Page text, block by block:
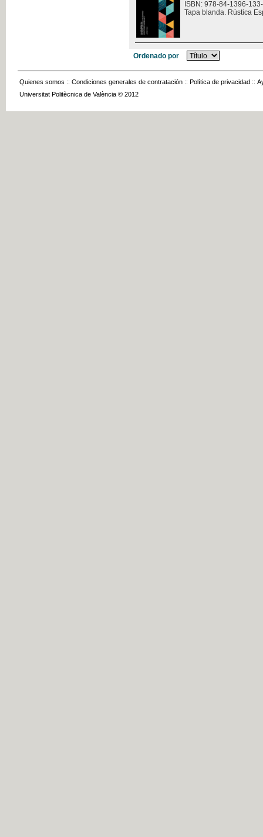
ISBN: 978-84-1396-
Tapa blanda. Rústica
Ordenado por
Quienes somos :: Condiciones generales de contratación :: Política de privacidad ::
Universitat Politècnica de València © 2012